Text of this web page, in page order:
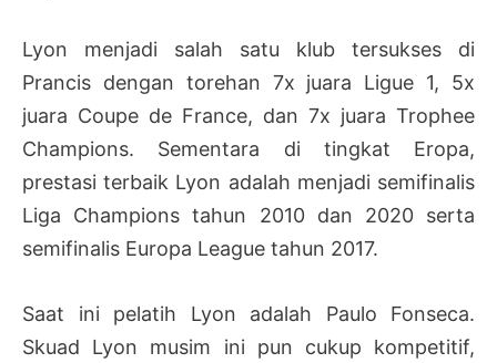
Lyon menjadi salah satu klub tersukses di
Prancis dengan torehan 7x juara Ligue 1, 5x
juara Coupe de France, dan 7x juara Trophee
Champions. Sementara di tingkat Eropa,
prestasi terbaik Lyon adalah menjadi semifinalis
Liga Champions tahun 2010 dan 2020 serta
semifinalis Europa League tahun 2017.
Saat ini pelatih Lyon adalah Paulo Fonseca.
Skuad Lyon musim ini pun cukup kompetitif,